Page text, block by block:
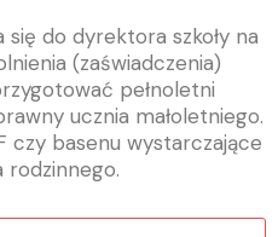
się do dyrektora szkoły na
(zaświadczenia)
pełnoletni
ucznia małoletniego.
czy basenu wystarczające
rodzinnego.